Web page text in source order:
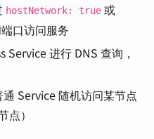
hostNetwork: true 或
口访问服务
Service 进行 DNS 查询，
Service 随机访问某节点
）